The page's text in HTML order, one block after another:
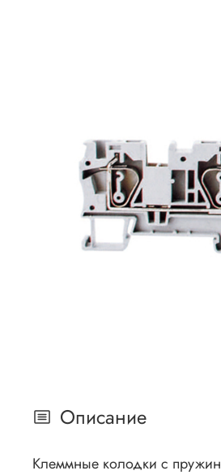
Описание
Клеммные колодки с